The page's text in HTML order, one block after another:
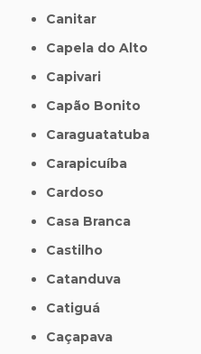
Canitar
Capela do Alto
Capivari
Capão Bonito
Caraguatatuba
Carapicuíba
Cardoso
Casa Branca
Castilho
Catanduva
Catiguá
Caçapava